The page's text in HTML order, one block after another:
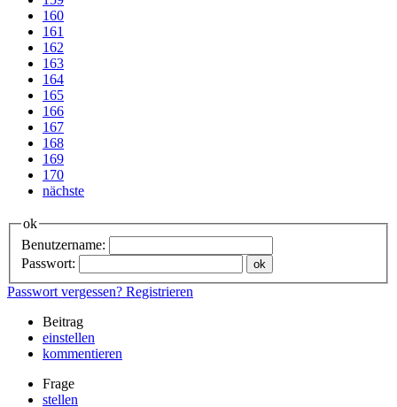
160
161
162
163
164
165
166
167
168
169
170
nächste
ok
Benutzername:
Passwort:
Passwort vergessen? Registrieren
Beitrag
einstellen
kommentieren
Frage
stellen